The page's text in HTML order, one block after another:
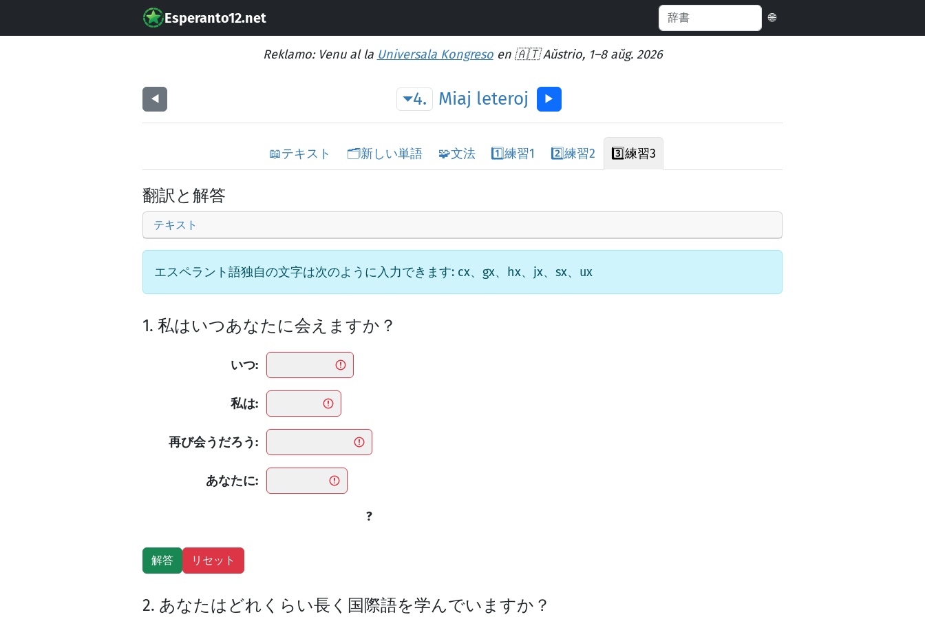
Esperanto12.net 🌐
Reklamo: Venu al la Universala Kongresoen 🇦🇹 Aŭstrio, 1–8 aŭg. 2026
◀︎ 4. Miaj leteroj ▶︎
📖テキスト 🗂️新しい単語 🧩文法 1️⃣練習1 2️⃣練習2 3️⃣練習3
翻訳と解答
テキスト
エスペラント語独自の文字は次のように入力できます: cx、gx、hx、jx、sx、ux
1. 私はいつあなたに会えますか？
いつ:
私は:
再び会うだろう:
あなたに:
?
2. あなたはどれくらい長く国際語を学んでいますか？